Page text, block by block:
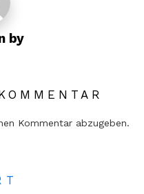
by
Kommentar abzugeben.